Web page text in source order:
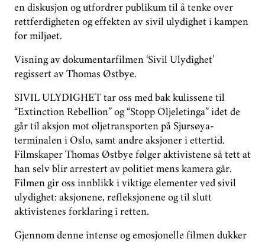
en diskusjon og utfordrer publikum til å tenke over
rettferdigheten og effekten av sivil ulydighet i kampen
for miljøet.
Visning av dokumentarfilmen ‘Sivil Ulydighet’
regissert av Thomas Østbye.
SIVIL ULYDIGHET tar oss med bak kulissene til
“Extinction Rebellion” og “Stopp Oljeletinga” idet de
går til aksjon mot oljetransporten på Sjursøya-
terminalen i Oslo, samt andre aksjoner i ettertid.
Filmskaper Thomas Østbye følger aktivistene så tett at
han selv blir arrestert av politiet mens kamera går.
Filmen gir oss innblikk i viktige elementer ved sivil
ulydighet: aksjonene, refleksjonene og til slutt
aktivistenes forklaring i retten.
Gjennom denne intense og emosjonelle filmen dukker